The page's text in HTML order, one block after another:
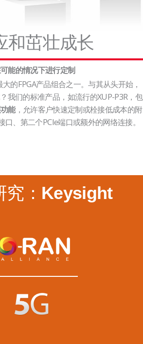
和茁壮成长
能的情况下进行定制
的FPGA产品组合之一。与其从头开始，
我们的标准产品，如流行的XUP-P3R，包
能，允许客户快速定制或栓接低成本的附
、第二个PCIe端口或额外的网络连接。
： Keysight